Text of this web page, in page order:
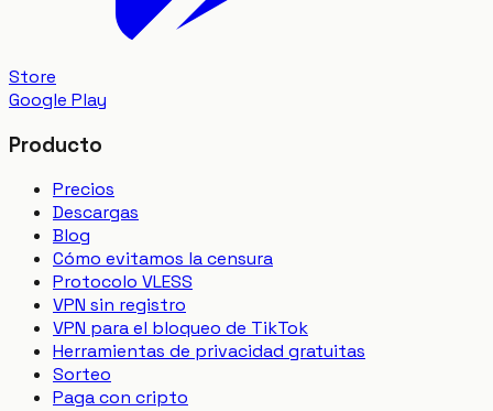
Store
Google Play
Producto
Precios
Descargas
Blog
Cómo evitamos la censura
Protocolo VLESS
VPN sin registro
VPN para el bloqueo de TikTok
Herramientas de privacidad gratuitas
Sorteo
Paga con cripto